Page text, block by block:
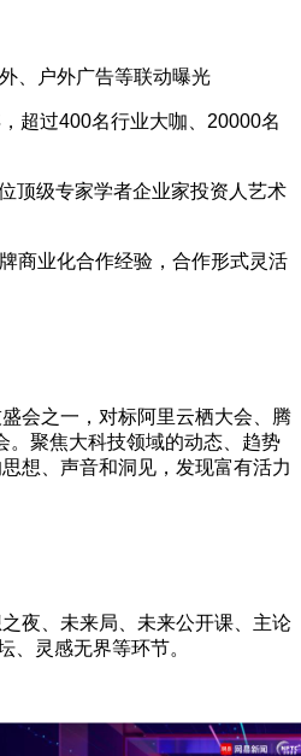
、户外广告等联动曝光
超过400名行业大咖、20000名
顶级专家学者企业家投资人艺术
商业化合作经验，合作形式灵活
会之一，对标阿里云栖大会、腾
。聚焦大科技领域的动态、趋势
想、声音和洞见，发现富有活力
夜、未来局、未来公开课、主论
、灵感无界等环节。